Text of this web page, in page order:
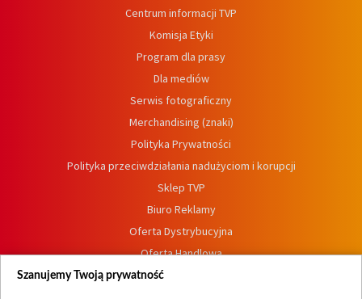
Centrum informacji TVP
Komisja Etyki
Program dla prasy
Dla mediów
Serwis fotograficzny
Merchandising (znaki)
Polityka Prywatności
Polityka przeciwdziałania nadużyciom i korupcji
Sklep TVP
Biuro Reklamy
Oferta Dystrybucyjna
Oferta Handlowa
Dostępność
Szanujemy Twoją prywatność